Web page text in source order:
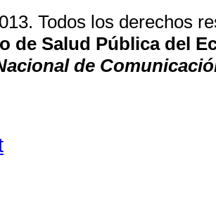
Todos los derechos
de Salud Pública del
de